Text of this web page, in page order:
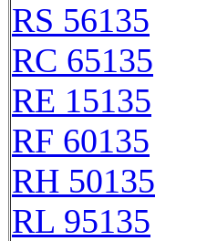
RS 56135
RC 65135
RE 15135
RF 60135
RH 50135
RL 95135